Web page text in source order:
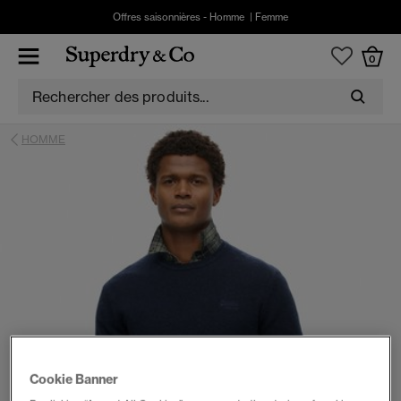
Offres saisonnières - Homme Femme
0
HOMME
Cookie Banner